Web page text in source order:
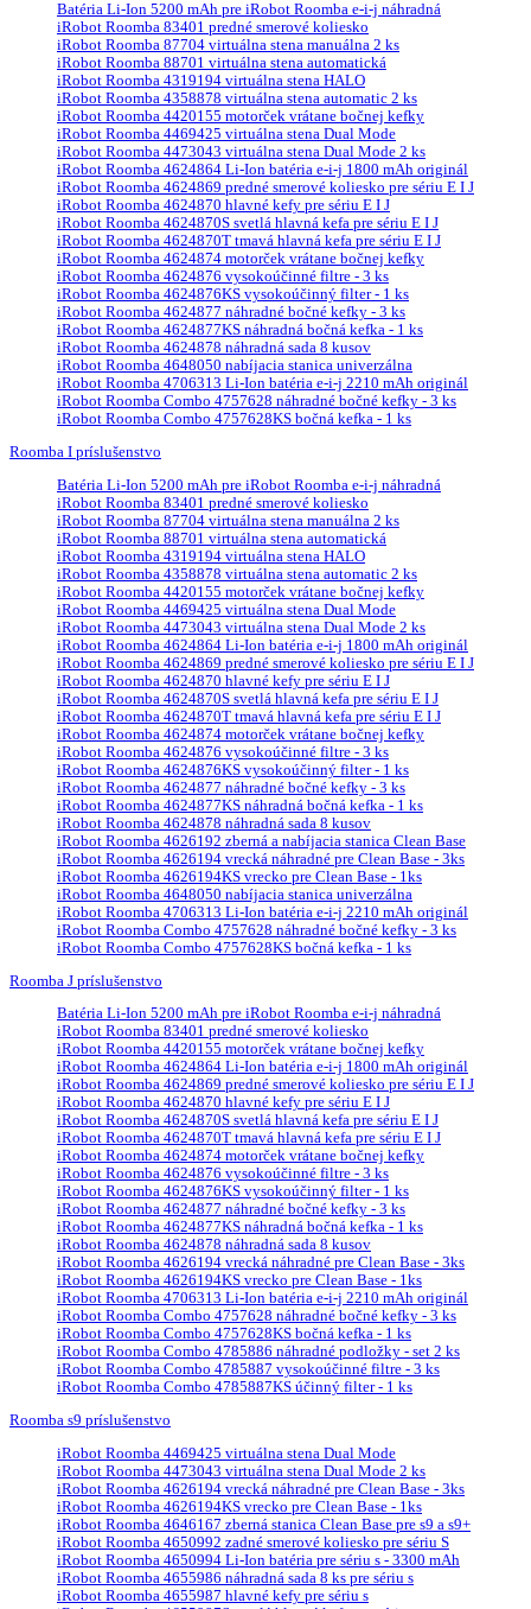
Batéria Li-Ion 5200 mAh pre iRobot Roomba e-i-j náhradná
iRobot Roomba 83401 predné smerové koliesko
iRobot Roomba 87704 virtuálna stena manuálna 2 ks
iRobot Roomba 88701 virtuálna stena automatická
iRobot Roomba 4319194 virtuálna stena HALO
iRobot Roomba 4358878 virtuálna stena automatic 2 ks
iRobot Roomba 4420155 motorček vrátane bočnej kefky
iRobot Roomba 4469425 virtuálna stena Dual Mode
iRobot Roomba 4473043 virtuálna stena Dual Mode 2 ks
iRobot Roomba 4624864 Li-Ion batéria e-i-j 1800 mAh originál
iRobot Roomba 4624869 predné smerové koliesko pre sériu E I J
iRobot Roomba 4624870 hlavné kefy pre sériu E I J
iRobot Roomba 4624870S svetlá hlavná kefa pre sériu E I J
iRobot Roomba 4624870T tmavá hlavná kefa pre sériu E I J
iRobot Roomba 4624874 motorček vrátane bočnej kefky
iRobot Roomba 4624876 vysokoúčinné filtre - 3 ks
iRobot Roomba 4624876KS vysokoúčinný filter - 1 ks
iRobot Roomba 4624877 náhradné bočné kefky - 3 ks
iRobot Roomba 4624877KS náhradná bočná kefka - 1 ks
iRobot Roomba 4624878 náhradná sada 8 kusov
iRobot Roomba 4648050 nabíjacia stanica univerzálna
iRobot Roomba 4706313 Li-Ion batéria e-i-j 2210 mAh originál
iRobot Roomba Combo 4757628 náhradné bočné kefky - 3 ks
iRobot Roomba Combo 4757628KS bočná kefka - 1 ks
Roomba I príslušenstvo
Batéria Li-Ion 5200 mAh pre iRobot Roomba e-i-j náhradná
iRobot Roomba 83401 predné smerové koliesko
iRobot Roomba 87704 virtuálna stena manuálna 2 ks
iRobot Roomba 88701 virtuálna stena automatická
iRobot Roomba 4319194 virtuálna stena HALO
iRobot Roomba 4358878 virtuálna stena automatic 2 ks
iRobot Roomba 4420155 motorček vrátane bočnej kefky
iRobot Roomba 4469425 virtuálna stena Dual Mode
iRobot Roomba 4473043 virtuálna stena Dual Mode 2 ks
iRobot Roomba 4624864 Li-Ion batéria e-i-j 1800 mAh originál
iRobot Roomba 4624869 predné smerové koliesko pre sériu E I J
iRobot Roomba 4624870 hlavné kefy pre sériu E I J
iRobot Roomba 4624870S svetlá hlavná kefa pre sériu E I J
iRobot Roomba 4624870T tmavá hlavná kefa pre sériu E I J
iRobot Roomba 4624874 motorček vrátane bočnej kefky
iRobot Roomba 4624876 vysokoúčinné filtre - 3 ks
iRobot Roomba 4624876KS vysokoúčinný filter - 1 ks
iRobot Roomba 4624877 náhradné bočné kefky - 3 ks
iRobot Roomba 4624877KS náhradná bočná kefka - 1 ks
iRobot Roomba 4624878 náhradná sada 8 kusov
iRobot Roomba 4626192 zberná a nabíjacia stanica Clean Base
iRobot Roomba 4626194 vrecká náhradné pre Clean Base - 3ks
iRobot Roomba 4626194KS vrecko pre Clean Base - 1ks
iRobot Roomba 4648050 nabíjacia stanica univerzálna
iRobot Roomba 4706313 Li-Ion batéria e-i-j 2210 mAh originál
iRobot Roomba Combo 4757628 náhradné bočné kefky - 3 ks
iRobot Roomba Combo 4757628KS bočná kefka - 1 ks
Roomba J príslušenstvo
Batéria Li-Ion 5200 mAh pre iRobot Roomba e-i-j náhradná
iRobot Roomba 83401 predné smerové koliesko
iRobot Roomba 4420155 motorček vrátane bočnej kefky
iRobot Roomba 4624864 Li-Ion batéria e-i-j 1800 mAh originál
iRobot Roomba 4624869 predné smerové koliesko pre sériu E I J
iRobot Roomba 4624870 hlavné kefy pre sériu E I J
iRobot Roomba 4624870S svetlá hlavná kefa pre sériu E I J
iRobot Roomba 4624870T tmavá hlavná kefa pre sériu E I J
iRobot Roomba 4624874 motorček vrátane bočnej kefky
iRobot Roomba 4624876 vysokoúčinné filtre - 3 ks
iRobot Roomba 4624876KS vysokoúčinný filter - 1 ks
iRobot Roomba 4624877 náhradné bočné kefky - 3 ks
iRobot Roomba 4624877KS náhradná bočná kefka - 1 ks
iRobot Roomba 4624878 náhradná sada 8 kusov
iRobot Roomba 4626194 vrecká náhradné pre Clean Base - 3ks
iRobot Roomba 4626194KS vrecko pre Clean Base - 1ks
iRobot Roomba 4706313 Li-Ion batéria e-i-j 2210 mAh originál
iRobot Roomba Combo 4757628 náhradné bočné kefky - 3 ks
iRobot Roomba Combo 4757628KS bočná kefka - 1 ks
iRobot Roomba Combo 4785886 náhradné podložky - set 2 ks
iRobot Roomba Combo 4785887 vysokoúčinné filtre - 3 ks
iRobot Roomba Combo 4785887KS účinný filter - 1 ks
Roomba s9 príslušenstvo
iRobot Roomba 4469425 virtuálna stena Dual Mode
iRobot Roomba 4473043 virtuálna stena Dual Mode 2 ks
iRobot Roomba 4626194 vrecká náhradné pre Clean Base - 3ks
iRobot Roomba 4626194KS vrecko pre Clean Base - 1ks
iRobot Roomba 4646167 zberná stanica Clean Base pre s9 a s9+
iRobot Roomba 4650992 zadné smerové koliesko pre sériu S
iRobot Roomba 4650994 Li-Ion batéria pre sériu s - 3300 mAh
iRobot Roomba 4655986 náhradná sada 8 ks pre sériu s
iRobot Roomba 4655987 hlavné kefy pre sériu s